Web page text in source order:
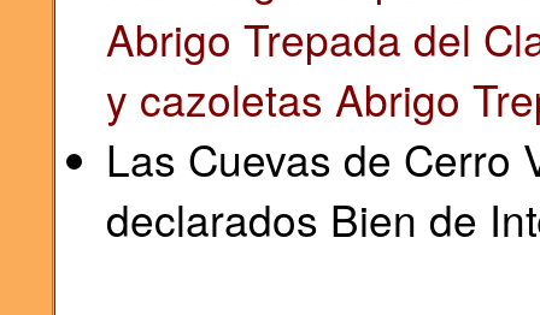
Abrigo Trepada del
y cazoletas Abrigo
Las Cuevas de Cerro
declarados Bien de